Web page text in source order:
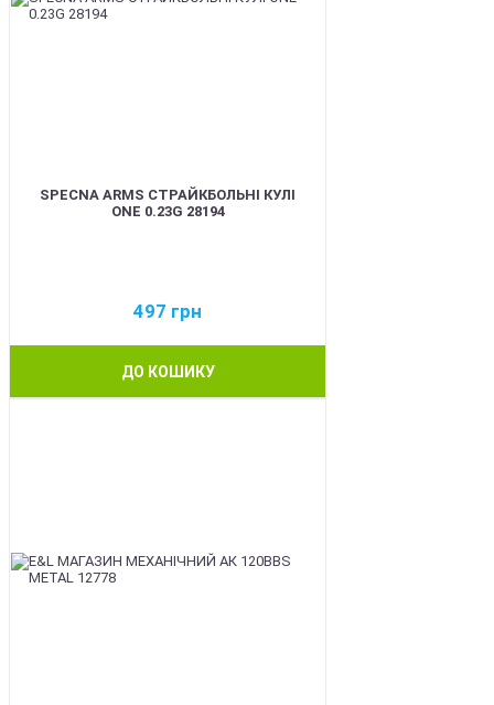
SPECNA ARMS СТРАЙКБОЛЬНІ КУЛІ
ONE 0.23G 28194
497 грн
ДО КОШИКУ